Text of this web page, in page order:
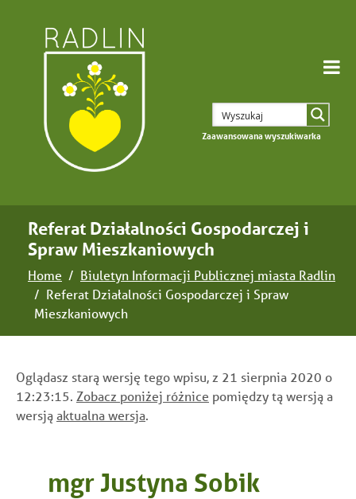
Zaawansowana wyszukiwarka
Referat Działalności Gospodarczej i
Spraw Mieszkaniowych
Home
Biuletyn Informacji Publicznej miasta Radlin
Referat Działalności Gospodarczej i Spraw
Mieszkaniowych
Oglądasz starą wersję tego wpisu, z 21 sierpnia 2020 o
12:23:15. Zobacz poniżej różnice pomiędzy tą wersją a
wersjąaktualna wersja.
mgr Justyna Sobik